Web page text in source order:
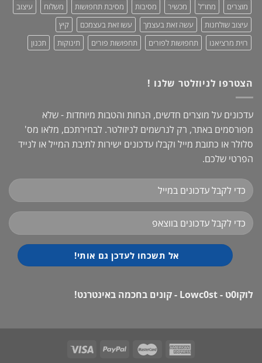
מוצרים
מחו"ל מכשיר מסיבות מסיבת תחפושות משלוח
עיצוב
עיצוב שולחנות
עשה זאת בעצמך עשו זאת בעצמכם
קיץ
רוית מרציאנו
תחפושות לפורים תחפושות פורים תינוקות תכנון
הצטרפו לניוזלטר שלנו !
עדכונים על מוצרים חדשים, הנחות והטבות מיוחדות - שלא
מפורסמים באתר, רק לנרשמים לניזולטר. לבחירתכם, מלאו מס'
סלולר או כתובת מייל וקבלו עדכונים ישירות לתיבת המייל או לנייד
הפרטי שלכם.
לוקו0ט - Lowc0st - קונים בחכמה באינטרנט!